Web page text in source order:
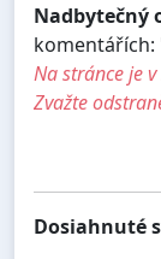
Nadbytečný
komentářích:
Na stránce je
Zvažte
Dosiahnuté